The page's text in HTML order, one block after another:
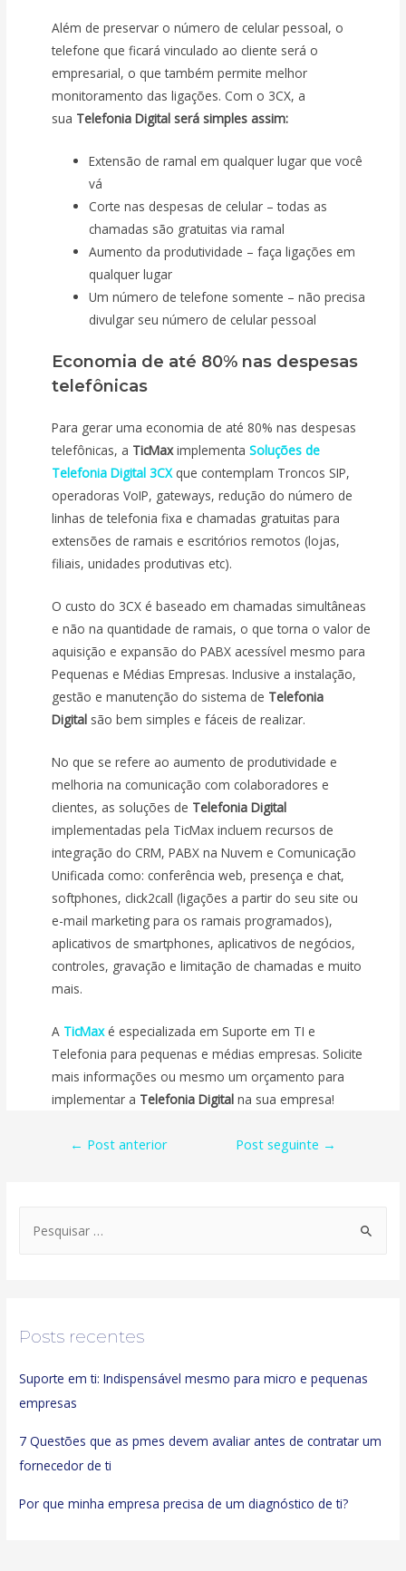
Além de preservar o número de celular pessoal, o
telefone que ficará vinculado ao cliente será o
empresarial, o que também permite melhor
monitoramento das ligações. Com o 3CX, a
sua Telefonia Digital será simples assim:
Extensão de ramal em qualquer lugar que você
vá
Corte nas despesas de celular – todas as
chamadas são gratuitas via ramal
Aumento da produtividade – faça ligações em
qualquer lugar
Um número de telefone somente – não precisa
divulgar seu número de celular pessoal
Economia de até 80% nas despesas
telefônicas
Para gerar uma economia de até 80% nas despesas
telefônicas, a TicMaximplementaSoluções de
Telefonia Digital 3CXque contemplam Troncos SIP,
operadoras VoIP, gateways, redução do número de
linhas de telefonia fixa e chamadas gratuitas para
extensões de ramais e escritórios remotos (lojas,
filiais, unidades produtivas etc).
O custo do 3CX é baseado em chamadas simultâneas
e não na quantidade de ramais, o que torna o valor de
aquisição e expansão do PABX acessível mesmo para
Pequenas e Médias Empresas. Inclusive a instalação,
gestão e manutenção do sistema de Telefonia
Digital são bem simples e fáceis de realizar.
No que se refere ao aumento de produtividade e
melhoria na comunicação com colaboradores e
clientes, as soluções de Telefonia Digital
implementadas pela TicMax incluem recursos de
integração do CRM, PABX na Nuvem e Comunicação
Unificada como: conferência web, presença e chat,
softphones, click2call (ligações a partir do seu site ou
e-mail marketing para os ramais programados),
aplicativos de smartphones, aplicativos de negócios,
controles, gravação e limitação de chamadas e muito
mais.
A TicMaxé especializada em Suporte em TI e
Telefonia para pequenas e médias empresas. Solicite
mais informações ou mesmo um orçamento para
implementar a Telefonia Digital na sua empresa!
Navegação
← Post anterior Post seguinte →
i
p
o
:
Posts recentes
Suporte em ti: Indispensável mesmo para micro e pequenas
empresas
7 Questões que as pmes devem avaliar antes de contratar um
fornecedor de ti
Por que minha empresa precisa de um diagnóstico de ti?